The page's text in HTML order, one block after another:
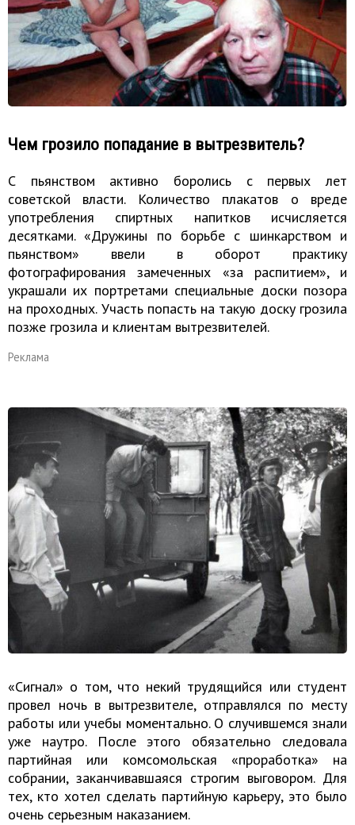
Чем грозило попадание в вытрезвитель?
С пьянством активно боролись с первых лет
советской власти. Количество плакатов о вреде
употребления спиртных напитков исчисляется
десятками. «Дружины по борьбе с шинкарством и
пьянством» ввели в оборот практику
фотографирования замеченных «за распитием», и
украшали их портретами специальные доски позора
на проходных. Участь попасть на такую доску грозила
позже грозила и клиентам вытрезвителей.
Реклама
«Сигнал» о том, что некий трудящийся или студент
провел ночь в вытрезвителе, отправлялся по месту
работы или учебы моментально. О случившемся знали
уже наутро. После этого обязательно следовала
партийная или комсомольская «проработка» на
собрании, заканчивавшаяся строгим выговором. Для
тех, кто хотел сделать партийную карьеру, это было
очень серьезным наказанием.